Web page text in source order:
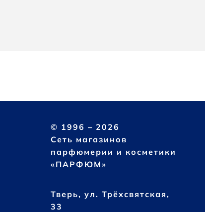
© 1996 – 2026
Сеть магазинов
парфюмерии и косметики
«ПАРФЮМ»
Тверь, ул. Трёхсвятская,
33